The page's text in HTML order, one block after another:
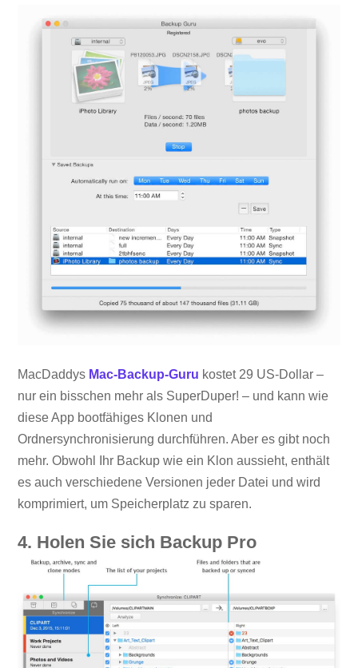
MacDaddys Mac-Backup-Guru kostet 29 US-Dollar –
nur ein bisschen mehr als SuperDuper! – und kann wie
diese App bootfähiges Klonen und
Ordnersynchronisierung durchführen. Aber es gibt noch
mehr. Obwohl Ihr Backup wie ein Klon aussieht, enthält
es auch verschiedene Versionen jeder Datei und wird
komprimiert, um Speicherplatz zu sparen.
4. Holen Sie sich Backup Pro